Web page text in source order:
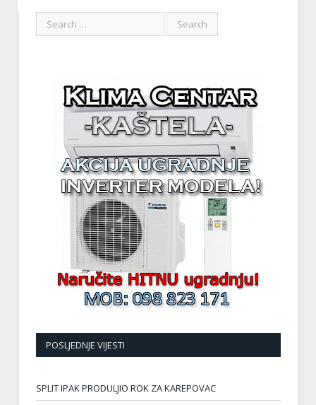
POSLJEDNJE VIJESTI
SPLIT IPAK PRODULJIO ROK ZA KAREPOVAC